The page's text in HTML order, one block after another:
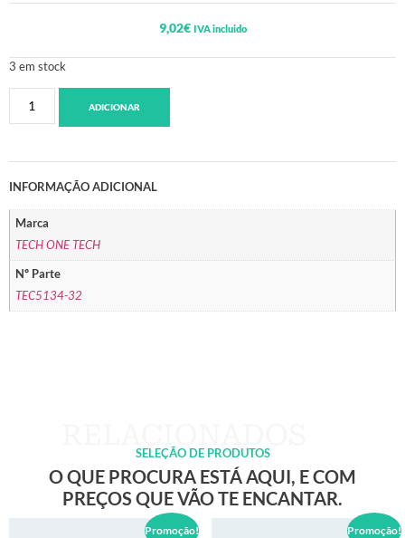
9,02€ IVA incluido
3 em stock
ADICIONAR
INFORMAÇÃO ADICIONAL
Marca
TECH ONE TECH
Nº Parte
TEC5134-32
SELEÇÃO DE PRODUTOS
O QUE PROCURA ESTÁ AQUI, E COM
PREÇOS QUE VÃO TE ENCANTAR.
Promoção! Promoção!